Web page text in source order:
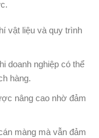
vật liệu và quy trình
doanh nghiệp có thể
hàng.
nâng cao nhờ đảm
màng mà vẫn đảm